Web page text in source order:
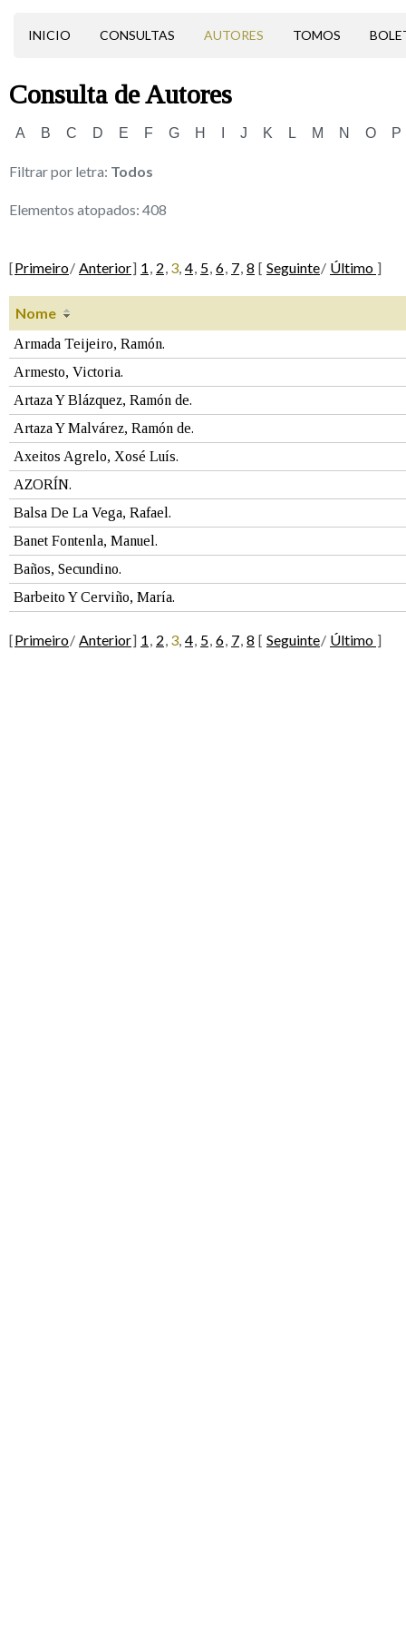
INICIO CONSULTAS AUTORES TOMOS
Consulta deAutores
A B C D E F G H J K L M N O P
Filtrar por letra: Todos
Elementos atopados: 408
[Primeiro/ Anterior] 1 , 2, 3, 4, 5, 6, 7, 8 [ Seguinte/ Último ]
Nome
Armada Teijeiro, Ramón.
Armesto, Victoria.
Artaza Y Blázquez, Ramón de.
Artaza Y Malvárez, Ramón de.
Axeitos Agrelo, Xosé Luís.
AZORÍN.
Balsa De La Vega, Rafael.
Banet Fontenla, Manuel.
Baños, Secundino.
Barbeito Y Cerviño, María.
[Primeiro/ Anterior] 1 , 2, 3, 4, 5, 6, 7, 8 [ Seguinte/ Último ]